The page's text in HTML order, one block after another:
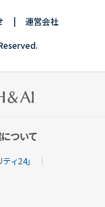
運営会社
ついて
ィ24」